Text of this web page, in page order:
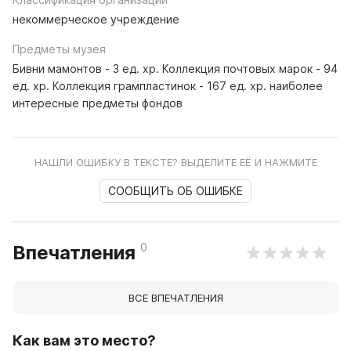
некоммерческое учреждение
Предметы музея
Бивни мамонтов - 3 ед. хр. Коллекция почтовых марок - 94
ед. хр. Коллекция грампластинок - 167 ед. хр. наиболее
интересные предметы фондов
НАШЛИ ОШИБКУ В ТЕКСТЕ? ВЫДЕЛИТЕ ЕЁ И НАЖМИТЕ
СООБЩИТЬ ОБ ОШИБКЕ
Впечатления 0
ВСЕ ВПЕЧАТЛЕНИЯ
Как вам это место?